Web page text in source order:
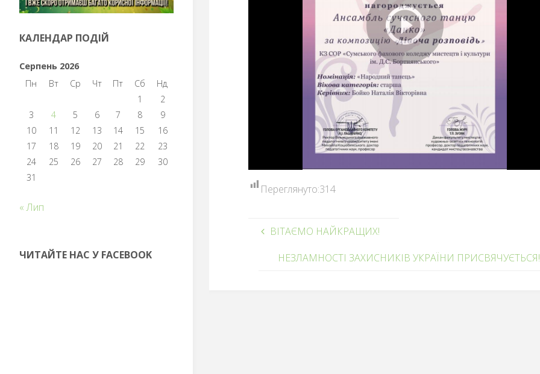
Переглянуто:314
ВІТАЄМО НАЙКРАЩИХ!
НЕЗЛАМНОСТІ ЗАХИСНИКІВ УКРАЇНИ ПРИСВЯЧУЄТЬСЯ!
КАЛЕНДАР ПОДІЙ
Серпень 2026
Пн
Вт Ср Чт Пт Сб
Нд
1
2
3
4 5 6 7 8
9
10
11 12 13 14 15
16
17
18 19 20 21 22
23
24
25 26 27 28 29
30
31
« Лип
ЧИТАЙТЕ НАС У FACEBOOK